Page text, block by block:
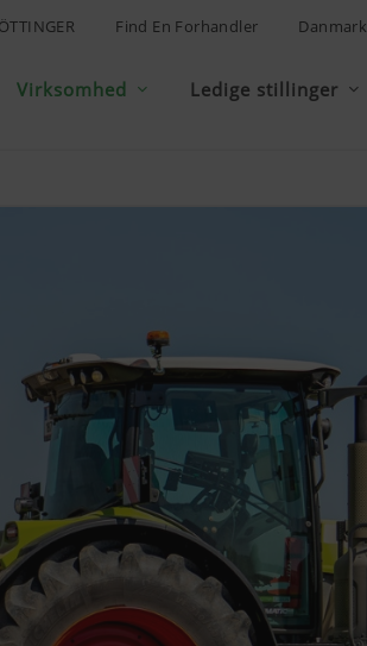
Find En Forhandler Danmark
Virksomhed Ledige stillinger